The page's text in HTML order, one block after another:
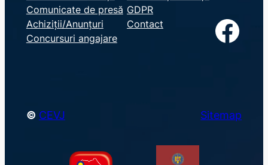
a
r
c
Comunicate de presă
Achiziții/Anunțuri
Concursuri angajare
GDPR
Contact
Facebook
© CEVJ Sitemap